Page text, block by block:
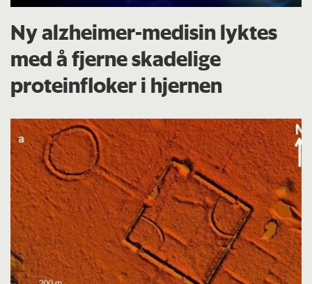
Ny alzheimer-medisin lyktes
med å fjerne skadelige
proteinfloker i hjernen